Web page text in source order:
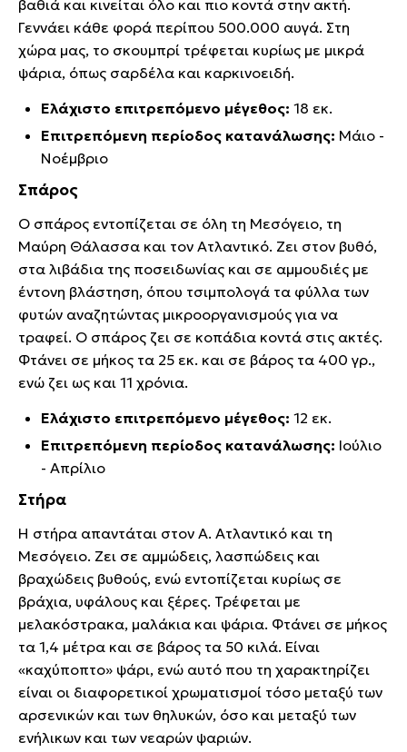
βαθιά και κινείται όλο και πιο κοντά στην ακτή.
Γεννάει κάθε φορά περίπου 500.000 αυγά. Στη
χώρα μας, το σκουμπρί τρέφεται κυρίως με μικρά
ψάρια, όπως σαρδέλα και καρκινοειδή.
Ελάχιστο επιτρεπόμενο μέγεθος: 18 εκ.
Επιτρεπόμενη περίοδος κατανάλωσης: Μάιο -
Νοέμβριο
Σπάρος
Ο σπάρος εντοπίζεται σε όλη τη Μεσόγειο, τη
Μαύρη Θάλασσα και τον Ατλαντικό. Ζει στον βυθό,
στα λιβάδια της ποσειδωνίας και σε αμμουδιές με
έντονη βλάστηση, όπου τσιμπολογά τα φύλλα των
φυτών αναζητώντας μικροοργανισμούς για να
τραφεί. Ο σπάρος ζει σε κοπάδια κοντά στις ακτές.
Φτάνει σε μήκος τα 25 εκ. και σε βάρος τα 400 γρ.,
ενώ ζει ως και 11 χρόνια.
Ελάχιστο επιτρεπόμενο μέγεθος: 12 εκ.
Επιτρεπόμενη περίοδος κατανάλωσης: Ιούλιο
- Απρίλιο
Στήρα
Η στήρα απαντάται στον Α. Ατλαντικό και τη
Μεσόγειο. Ζει σε αμμώδεις, λασπώδεις και
βραχώδεις βυθούς, ενώ εντοπίζεται κυρίως σε
βράχια, υφάλους και ξέρες. Τρέφεται με
μελακόστρακα, μαλάκια και ψάρια. Φτάνει σε μήκος
τα 1,4 μέτρα και σε βάρος τα 50 κιλά. Είναι
«καχύποπτο» ψάρι, ενώ αυτό που τη χαρακτηρίζει
είναι οι διαφορετικοί χρωματισμοί τόσο μεταξύ των
αρσενικών και των θηλυκών, όσο και μεταξύ των
ενήλικων και των νεαρών ψαριών.